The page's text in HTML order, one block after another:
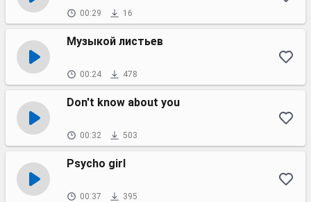
00:29 16
Музыкой листьев
00:24 478
Don't know about you
00:32 503
Psycho girl
00:37 395